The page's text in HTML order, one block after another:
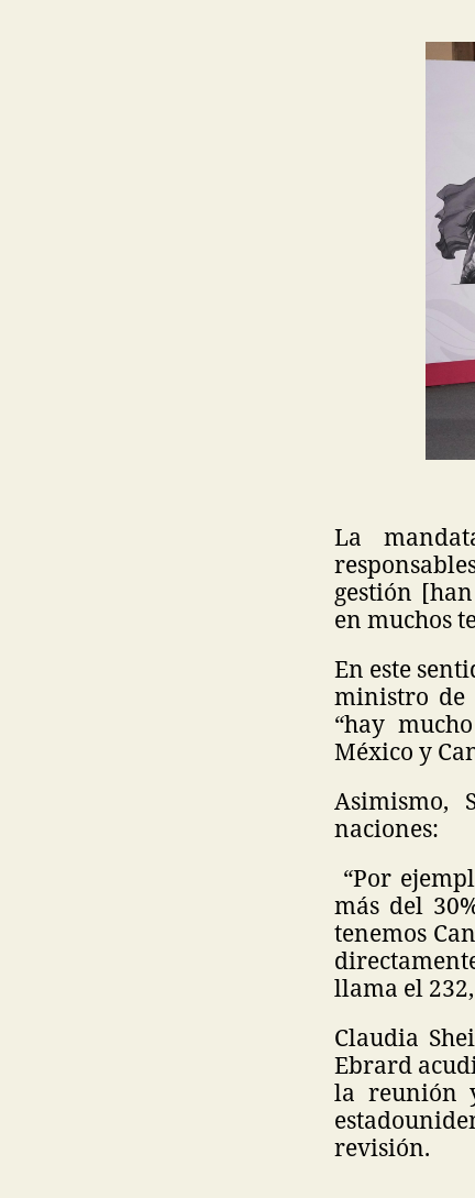
La
gestión
en muchos
En este
ministro de
“hay
México y
Asimismo,
naciones:
“Por
más del
tenemos
llama el
Claudia
Ebrard
la reunión
revisión.